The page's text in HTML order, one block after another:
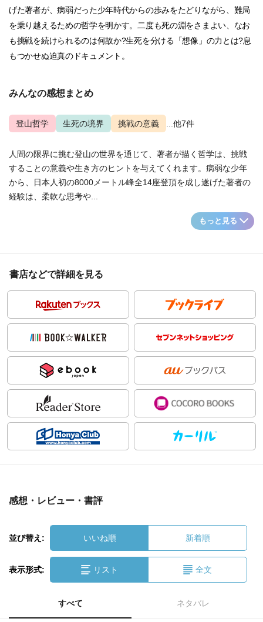
げた著者が、病弱だった少年時代からの歩みをたどりながら、難局
を乗り越えるための哲学を明かす。二度も死の淵をさまよい、なお
も挑戦を続けられるのは何故か?生死を分ける「想像」の力とは?息
もつかせぬ迫真のドキュメント。
みんなの感想まとめ
登山哲学 生死の境界 挑戦の意義 ...他7件
人間の限界に挑む登山の世界を通じて、著者が描く哲学は、挑戦
することの意義や生き方のヒントを与えてくれます。病弱な少年
から、日本人初の8000メートル峰全14座登頂を成し遂げた著者の
経験は、柔軟な思考や...
もっと見る
書店などで詳細を見る
感想・レビュー・書評
並び替え: いいね順 新着順
表示形式: リスト 全文
すべて ネタバレ